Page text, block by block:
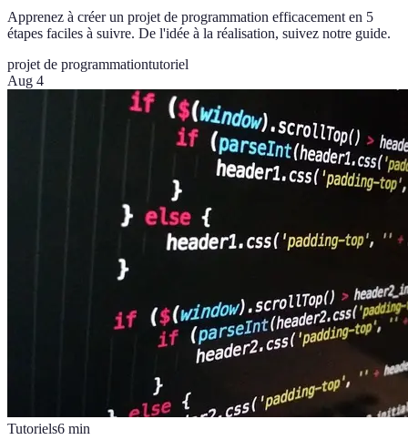
Apprenez à créer un projet de programmation efficacement en 5
étapes faciles à suivre. De l'idée à la réalisation, suivez notre guide.
projet de programmationtutoriel
Aug 4
Tutoriels6 min